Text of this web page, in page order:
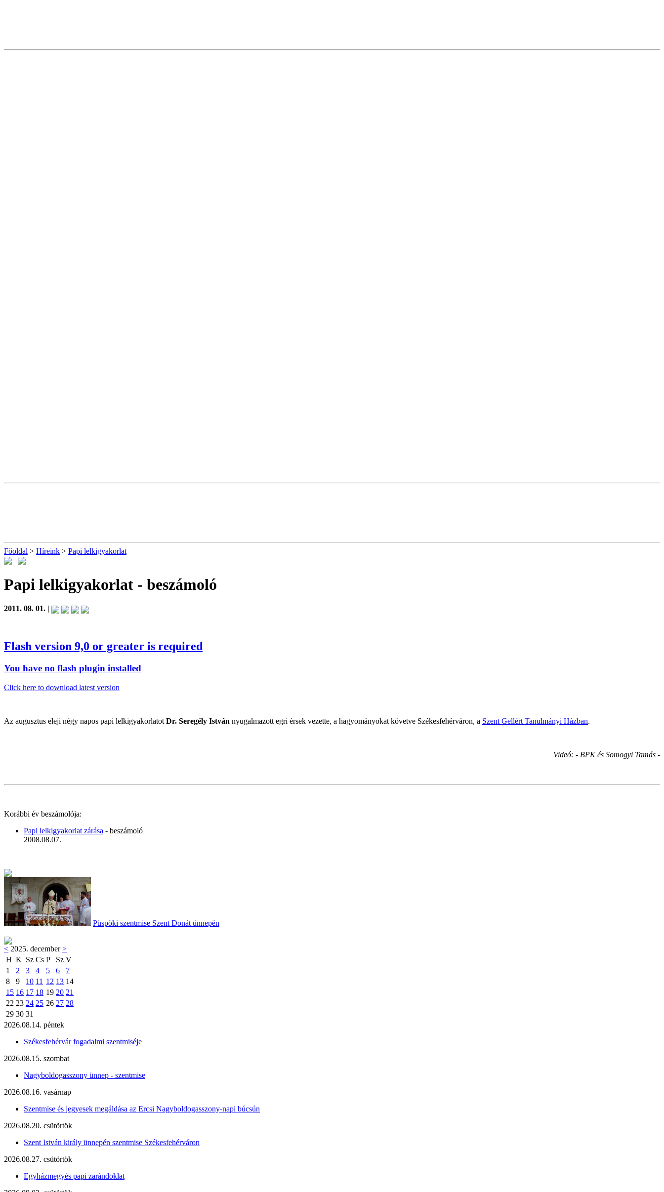
Főoldal > Híreink > Papi lelkigyakorlat
Papi lelkigyakorlat - beszámoló
2011. 08. 01. |
Flash version 9,0 or greater is required
You have no flash plugin installed
Click here to download latest version
Az augusztus eleji négy napos papi lelkigyakorlatot Dr. Seregély István nyugalmazott egri érsek vezette, a hagyományokat követve Székesfehérváron, a Szent Gellért Tanulmányi Házban.
Videó: - BPK és Somogyi Tamás -
Korábbi év beszámolója:
Papi lelkigyakorlat zárása - beszámoló
2008.08.07.
Püspöki szentmise Szent Donát ünnepén
< 2025. december>
H K Sz Cs P Sz V
1
2 3 4 5 6
7
8
9 10 11 12 13 14
15 16 17 18 19 20 21
22 23 24 25 26 27 28
29 30 31
2026.08.14. péntek
Székesfehérvár fogadalmi szentmiséje
2026.08.15. szombat
Nagyboldogasszony ünnep - szentmise
2026.08.16. vasárnap
Szentmise és jegyesek megáldása az Ercsi Nagyboldogasszony-napi búcsún
2026.08.20. csütörtök
Szent István király ünnepén szentmise Székesfehérváron
2026.08.27. csütörtök
Egyházmegyés papi zarándoklat